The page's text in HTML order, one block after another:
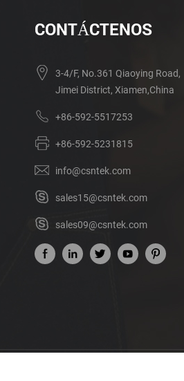
CONTÁCTENOS
3-4/F, No.361 Qiaoying Road,
Jimei District, Xiamen,China
+86-592-5517253
+86-592-5231815
info@csntek.com
sales15@csntek.com
sales09@csntek.com